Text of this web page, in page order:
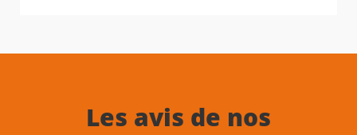
Les avis de nos